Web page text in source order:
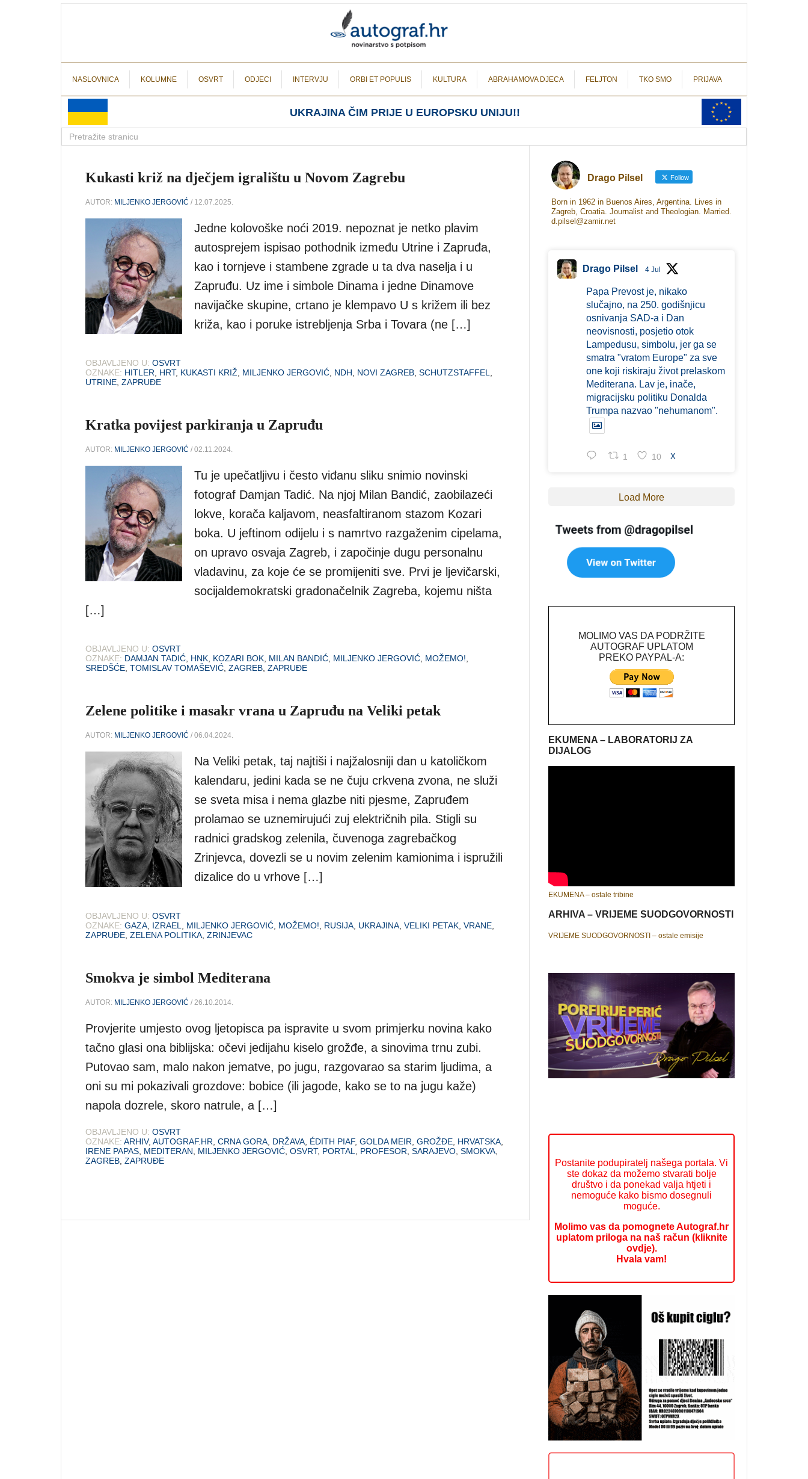
NASLOVNICA KOLUMNE OSVRT ODJECI INTERVJU ORBI ET POPULIS KULTURA ABRAHAMOVA DJECA FELJTON TKO SMO PRIJAVA
UKRAJINA ČIM PRIJE U EUROPSKU UNIJU!!
Kukasti križ na dječjem igralištu u Novom Zagrebu
AUTOR: MILJENKO JERGOVIĆ / 12.07.2025.
Jedne kolovoške noći 2019. nepoznat je netko plavim
autosprejem ispisao pothodnik između Utrine i Zapruđa,
kao i tornjeve i stambene zgrade u ta dva naselja i u
Zapruđu. Uz ime i simbole Dinama i jedne Dinamove
navijačke skupine, crtano je klempavo U s križem ili bez
križa, kao i poruke istrebljenja Srba i Tovara (ne […]
OBJAVLJENO U: OSVRT
OZNAKE: HITLER HRT, KUKASTI KRIŽ MILJENKO JERGOVIĆ NDH NOVI ZAGREB SCHUTZSTAFFEL
UTRINE ZAPRUĐE
Kratka povijest parkiranja u Zapruđu
AUTOR: MILJENKO JERGOVIĆ / 02.11.2024.
Tu je upečatljivu i često viđanu sliku snimio novinski
fotograf Damjan Tadić. Na njoj Milan Bandić, zaobilazeći
lokve, korača kaljavom, neasfaltiranom stazom Kozari
boka. U jeftinom odijelu i s namrtvo razgaženim cipelama,
on upravo osvaja Zagreb, i započinje dugu personalnu
vladavinu, za koje će se promijeniti sve. Prvi je ljevičarski,
socijaldemokratski gradonačelnik Zagreba, kojemu ništa
[…]
OBJAVLJENO U: OSVRT
OZNAKE: DAMJAN TADIĆ HNK KOZARI BOK MILAN BANDIĆ MILJENKO JERGOVIĆ MOŽEMO!
SREDŠĆE TOMISLAV TOMAŠEVIĆ ZAGREB ZAPRUĐE
Zelene politike i masakr vrana u Zapruđu na Veliki petak
AUTOR: MILJENKO JERGOVIĆ / 06.04.2024.
Na Veliki petak, taj najtiši i najžalosniji dan u katoličkom
kalendaru, jedini kada se ne čuju crkvena zvona, ne služi
se sveta misa i nema glazbe niti pjesme, Zapruđem
prolamao se uznemirujući zuj električnih pila. Stigli su
radnici gradskog zelenila, čuvenoga zagrebačkog
Zrinjevca, dovezli se u novim zelenim kamionima i ispružili
dizalice do u vrhove […]
OBJAVLJENO U: OSVRT
OZNAKE: GAZA, IZRAEL, MILJENKO JERGOVIĆ, MOŽEMO!, RUSIJA, UKRAJINA, VELIKI PETAK, VRANE,
ZAPRUĐE, ZELENA POLITIKA, ZRINJEVAC
Smokva je simbol Mediterana
AUTOR: MILJENKO JERGOVIĆ / 26.10.2014.
Provjerite umjesto ovog ljetopisca pa ispravite u svom primjerku novina kako
tačno glasi ona biblijska: očevi jedijahu kiselo grožđe, a sinovima trnu zubi.
Putovao sam, malo nakon jematve, po jugu, razgovarao sa starim ljudima, a
oni su mi pokazivali grozdove: bobice (ili jagode, kako se to na jugu kaže)
napola dozrele, skoro natrule, a […]
OBJAVLJENO U: OSVRT
OZNAKE: ARHIV, AUTOGRAF.HR, CRNA GORA, DRŽAVA, ÉDITH PIAF, GOLDA MEIR, GROŽĐE, HRVATSKA,
IRENE PAPAS, MEDITERAN, MILJENKO JERGOVIĆ, OSVRT, PORTAL, PROFESOR, SARAJEVO, SMOKVA,
ZAGREB, ZAPRUĐE
Drago Pilsel Follow
Born in 1962 in Buenos Aires, Argentina. Lives in
Zagreb, Croatia. Journalist and Theologian. Married.
d.pilsel@zamir.net
Drago Pilsel 4 Jul
Papa Prevost je, nikako
slučajno, na 250. godišnjicu
osnivanja SAD-a i Dan
neovisnosti, posjetio otok
Lampedusu, simbolu, jer ga se
smatra "vratom Europe" za sve
one koji riskiraju život prelaskom
Mediterana. Lav je, inače,
migracijsku politiku Donalda
Trumpa nazvao "nehumanom".
1 10 X
Load More
MOLIMO VAS DA PODRŽITE
AUTOGRAF UPLATOM
PREKO PAYPAL-A:
EKUMENA – LABORATORIJ ZA
DIJALOG
EKUMENA – ostale tribine
ARHIVA – VRIJEME SUODGOVORNOSTI
VRIJEME SUODGOVORNOSTI – ostale emisije
Postanite podupiratelj našega portala. Vi
ste dokaz da možemo stvarati bolje
društvo i da ponekad valja htjeti i
nemoguće kako bismo dosegnuli
moguće.
Molimo vas da pomognete Autograf.hr
uplatom priloga na naš račun (kliknite
ovdje).
Hvala vam!